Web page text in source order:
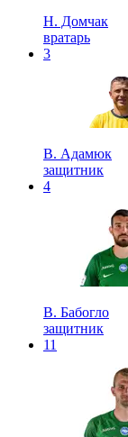
Н. Домчак
вратарь
3
В. Адамюк
защитник
4
В. Бабогло
защитник
11